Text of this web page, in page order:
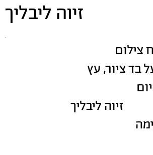
צילום
בד ציור, עץ
זיוה ליבליך
זיוה ליבליך